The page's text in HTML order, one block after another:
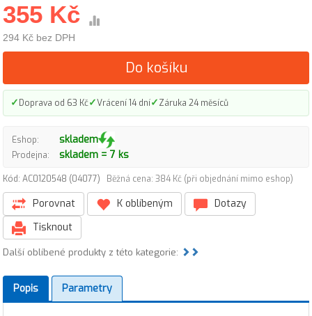
355 Kč
294 Kč bez DPH
Do košíku
✓Doprava od 63 Kč✓Vrácení 14 dní✓Záruka 24 měsíců
Eshop: skladem
Prodejna: skladem = 7 ks
Kód: AC0120548 (04077) Běžná cena: 384 Kč (při objednání mimo eshop)
Porovnat K oblíbeným
Dotazy
Tisknout
Další oblíbené produkty z této kategorie:
Popis Parametry